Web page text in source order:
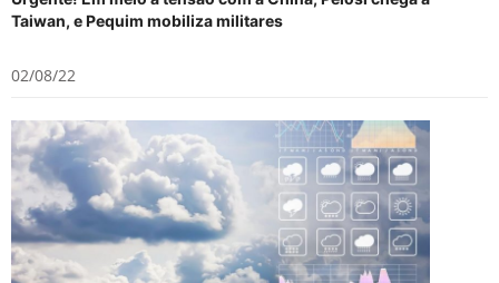
Taiwan, e Pequim mobiliza militares
02/08/22